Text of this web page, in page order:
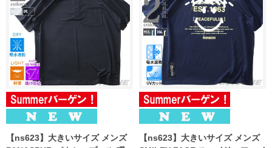
【ns623】大きいサイズ メンズ
【ns623】大きいサイズ メンズ